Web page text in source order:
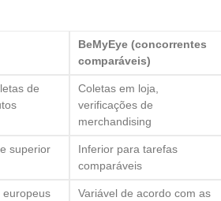
BeMyEye (concorrentes
comparáveis)
de
Coletas em loja,
verificações de
merchandising
superior
Inferior para tarefas
comparáveis
europeus
Variável de acordo com as